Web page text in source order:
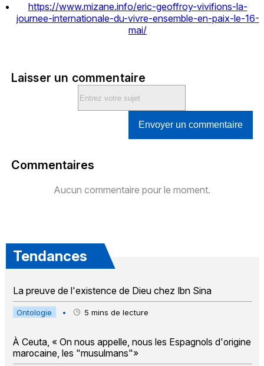
https://www.mizane.info/eric-geoffroy-vivifions-la-
journee-internationale-du-vivre-ensemble-en-paix-le-16-
mai/
Laisser un commentaire
Envoyer un commentaire
Commentaires
Aucun commentaire pour le moment.
Tendances
La preuve de l'existence de Dieu chez Ibn Sina
Ontologie • 5 mins de lecture
À Ceuta, « On nous appelle, nous les Espagnols d'origine
marocaine, les "musulmans"»